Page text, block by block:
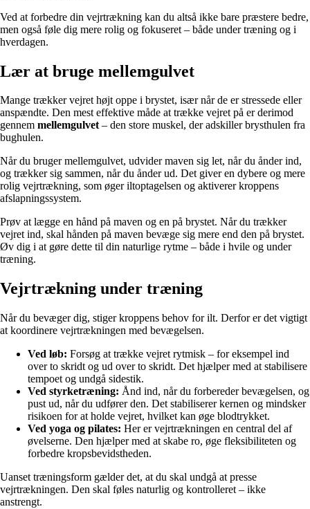
Ved at forbedre din vejrtrækning kan du altså ikke bare præstere bedre,
men også føle dig mere rolig og fokuseret – både under træning og i
hverdagen.
Lær at bruge mellemgulvet
Mange trækker vejret højt oppe i brystet, især når de er stressede eller
anspændte. Den mest effektive måde at trække vejret på er derimod
gennem mellemgulvet– den store muskel, der adskiller brysthulen fra
bughulen.
Når du bruger mellemgulvet, udvider maven sig let, når du ånder ind,
og trækker sig sammen, når du ånder ud. Det giver en dybere og mere
rolig vejrtrækning, som øger iltoptagelsen og aktiverer kroppens
afslapningssystem.
Prøv at lægge en hånd på maven og en på brystet. Når du trækker
vejret ind, skal hånden på maven bevæge sig mere end den på brystet.
Øv dig i at gøre dette til din naturlige rytme – både i hvile og under
træning.
Vejrtrækning under træning
Når du bevæger dig, stiger kroppens behov for ilt. Derfor er det vigtigt
at koordinere vejrtrækningen med bevægelsen.
Ved løb: Forsøg at trække vejret rytmisk – for eksempel ind
over to skridt og ud over to skridt. Det hjælper med at stabilisere
tempoet og undgå sidestik.
Ved styrketræning: Ånd ind, når du forbereder bevægelsen, og
pust ud, når du udfører den. Det stabiliserer kernen og mindsker
risikoen for at holde vejret, hvilket kan øge blodtrykket.
Ved yoga og pilates: Her er vejrtrækningen en central del af
øvelserne. Den hjælper med at skabe ro, øge fleksibiliteten og
forbedre kropsbevidstheden.
Uanset træningsform gælder det, at du skal undgå at presse
vejrtrækningen. Den skal føles naturlig og kontrolleret – ikke
anstrengt.